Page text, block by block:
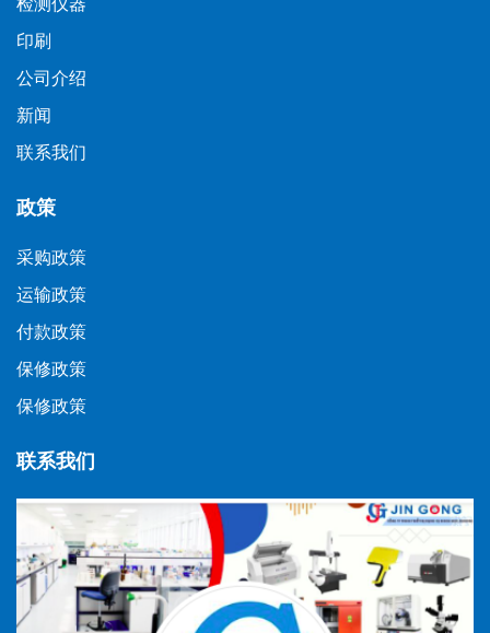
检测仪器
印刷
公司介绍
新闻
联系我们
政策
采购政策
运输政策
付款政策
保修政策
保修政策
联系我们